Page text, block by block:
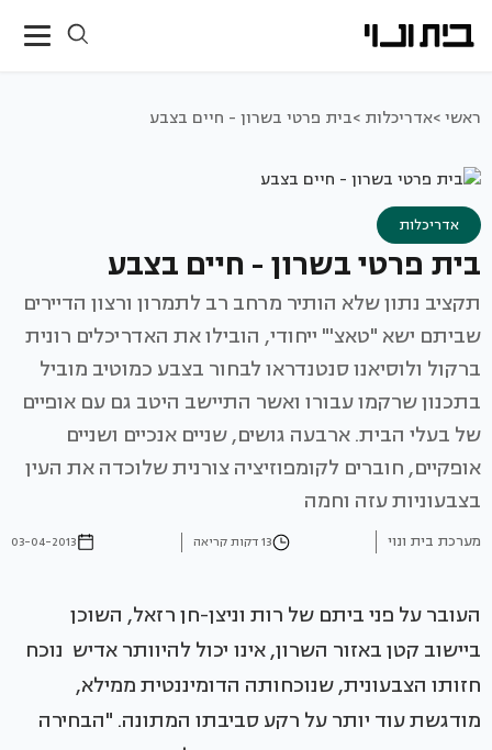
ראשי >אדריכלות >בית פרטי בשרון - חיים בצבע
אדריכלות
בית פרטי בשרון - חיים בצבע
תקציב נתון שלא הותיר מרחב רב לתמרון ורצון הדיירים
שביתם ישא "טאצ'" ייחודי, הובילו את האדריכלים רונית
ברקול ולוסיאנו סנטנדראו לבחור בצבע כמוטיב מוביל
בתכנון שרקמו עבורו ואשר התיישב היטב גם עם אופיים
של בעלי הבית. ארבעה גושים, שניים אנכיים ושניים
אופקיים, חוברים לקומפוזיציה צורנית שלוכדה את העין
בצבעוניות עזה וחמה
מערכת בית ונוי 13 דקות קריאה 03-04-2013
העובר על פני ביתם של רות וניצן-חן רזאל, השוכן
ביישוב קטן באזור השרון, אינו יכול להיוותר אדיש נוכח
חזותו הצבעונית, שנוכחותה הדומיננטית ממילא,
מודגשת עוד יותר על רקע סביבתו המתונה. "הבחירה